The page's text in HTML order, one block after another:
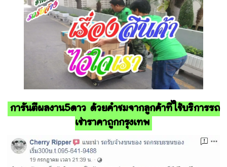
การันตีผลงาน5ดาว ด้วยคำชมจากลูกค้าที่ใช้บริการรถ
เช่าราคาถูกกรุงเทพ